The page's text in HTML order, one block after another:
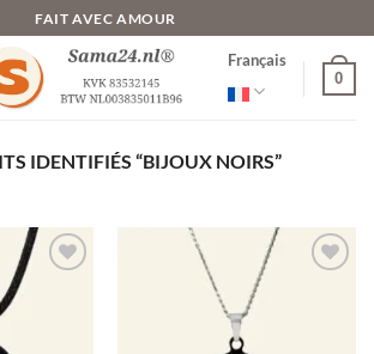
FAIT AVEC AMOUR
Français
0
IDENTIFIÉS “BIJOUX NOIRS”